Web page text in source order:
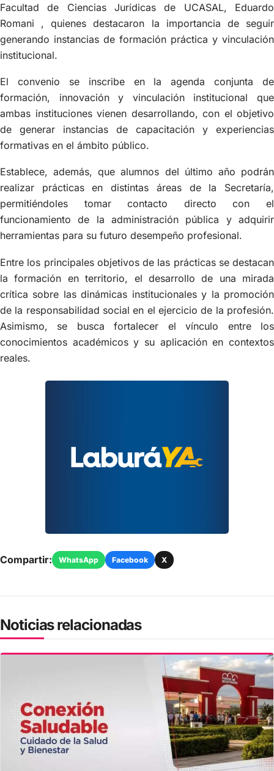
Facultad de Ciencias Jurídicas de UCASAL, Eduardo
Romani , quienes destacaron la importancia de seguir
generando instancias de formación práctica y vinculación
institucional.
El convenio se inscribe en la agenda conjunta de
formación, innovación y vinculación institucional que
ambas instituciones vienen desarrollando, con el objetivo
de generar instancias de capacitación y experiencias
formativas en el ámbito público.
Establece, además, que alumnos del último año podrán
realizar prácticas en distintas áreas de la Secretaría,
permitiéndoles tomar contacto directo con el
funcionamiento de la administración pública y adquirir
herramientas para su futuro desempeño profesional.
Entre los principales objetivos de las prácticas se destacan
la formación en territorio, el desarrollo de una mirada
crítica sobre las dinámicas institucionales y la promoción
de la responsabilidad social en el ejercicio de la profesión.
Asimismo, se busca fortalecer el vínculo entre los
conocimientos académicos y su aplicación en contextos
reales.
Compartir: WhatsApp Facebook X
Noticias relacionadas